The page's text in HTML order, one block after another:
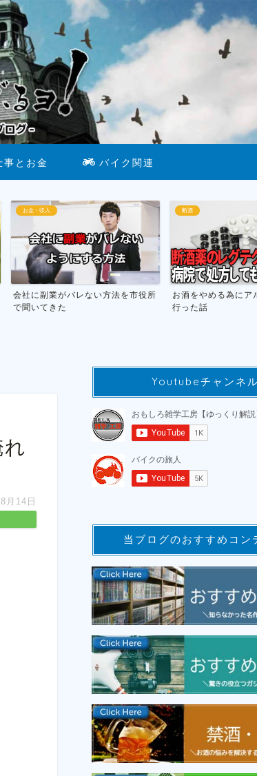
事とお金 バイク関連
お金・収入
会社に副業がバレない方法を市役所
で聞いてきた
断酒
お酒をやめる為にア
行った話
月14日
Youtubeチャンネル
当ブログのおすすめコン